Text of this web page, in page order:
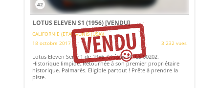
42
LOTUS ELEVEN S1 (1956)[VENDU]
CALIFORNIE (ETATS-UNIS (USA))
18 octobre 2017
3 232 vues
Lotus Eleven Serie 1 de 1956. Châssis N° CS 00202.
Historique limpide. Retournée à son premier propriétaire
historique. Palmarès. Eligible partout ! Prête à prendre la
piste.